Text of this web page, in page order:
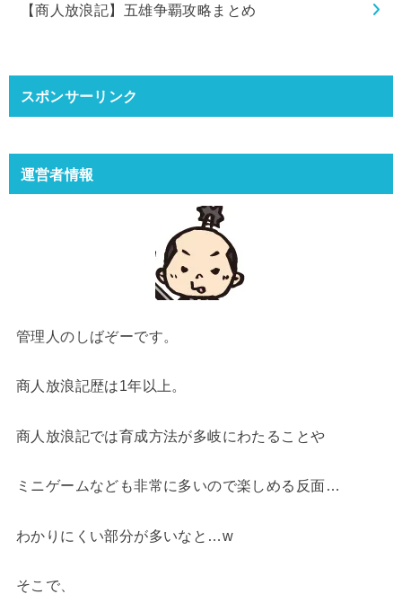
【商人放浪記】五雄争覇攻略まとめ
スポンサーリンク
運営者情報
管理人のしばぞーです。
商人放浪記歴は1年以上。
商人放浪記では育成方法が多岐にわたることや
ミニゲームなども非常に多いので楽しめる反面…
わかりにくい部分が多いなと…w
そこで、